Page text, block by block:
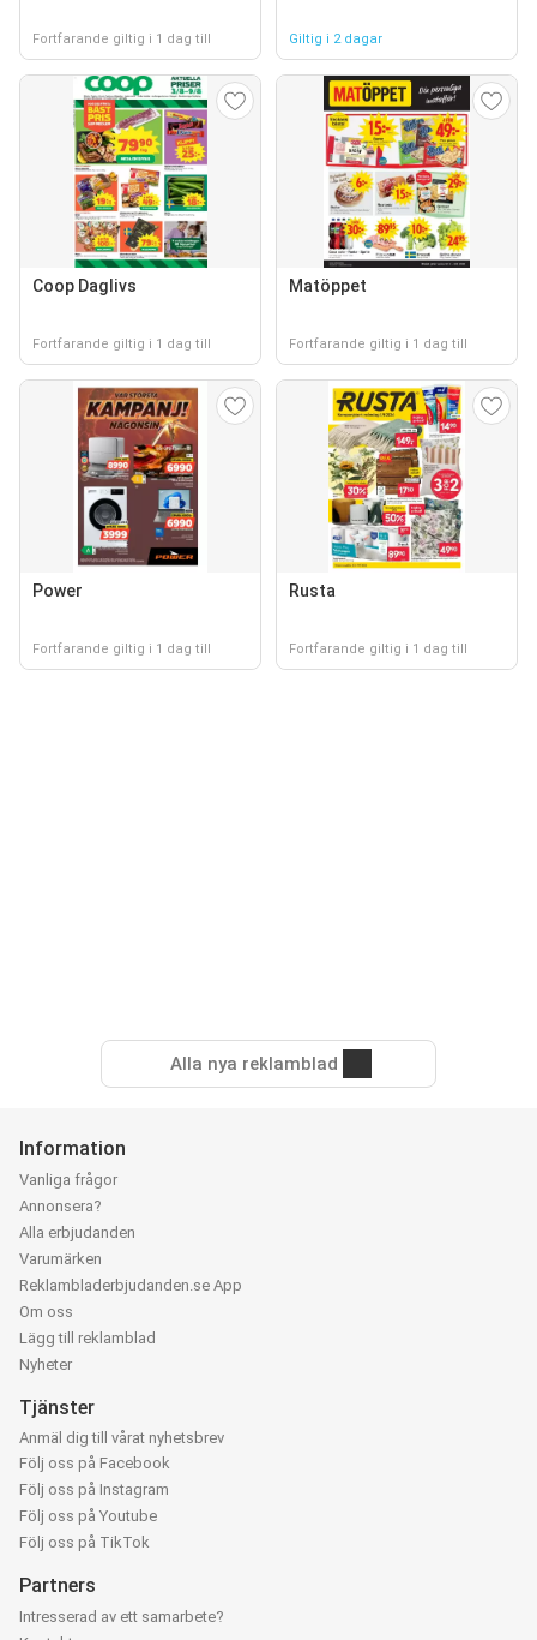
Fortfarande giltig i 1 dag till Giltig i 2 dagar
Coop Daglivs
Fortfarande giltig i 1 dag till
Matöppet
Fortfarande giltig i 1 dag till
Power
Fortfarande giltig i 1 dag till
Rusta
Fortfarande giltig i 1 dag till
Alla nya reklamblad
Information
Vanliga frågor
Annonsera?
Alla erbjudanden
Varumärken
Reklambladerbjudanden.se App
Om oss
Lägg till reklamblad
Nyheter
Tjänster
Anmäl dig till vårat nyhetsbrev
Följ oss på Facebook
Följ oss på Instagram
Följ oss på Youtube
Följ oss på TikTok
Partners
Intresserad av ett samarbete?